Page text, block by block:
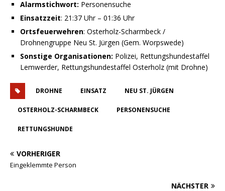
Alarmstichwort: Personensuche
Einsatzzeit: 21:37 Uhr – 01:36 Uhr
Ortsfeuerwehren: Osterholz-Scharmbeck /
Drohnengruppe Neu St. Jürgen (Gem. Worpswede)
Sonstige Organisationen: Polizei, Rettungshundestaffel
Lemwerder, Rettungshundestaffel Osterholz (mit Drohne)
DROHNE EINSATZ NEU ST. JÜRGEN
OSTERHOLZ-SCHARMBECK PERSONENSUCHE
RETTUNGSHUNDE
VORHERIGER
Eingeklemmte Person
NÄCHSTER